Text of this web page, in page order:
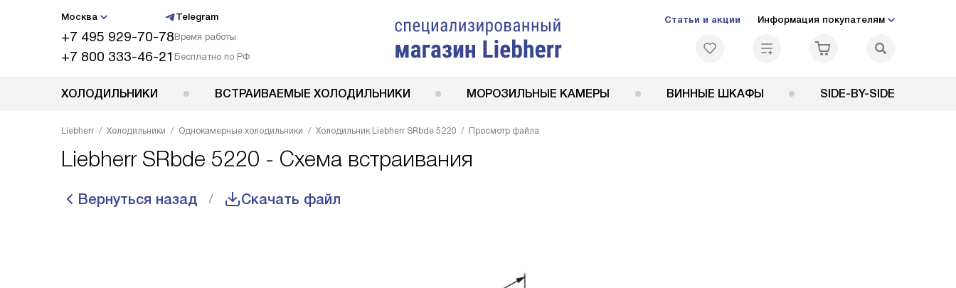
Москва Telegram
+7 495 929-70-78Время работы
+7 800 333-46-21 Бесплатно по РФ
Статьи и акции Информация покупателям
ХОЛОДИЛЬНИКИ ВСТРАИВАЕМЫЕ ХОЛОДИЛЬНИКИ МОРОЗИЛЬНЫЕ КАМЕРЫ ВИННЫЕ ШКАФЫ SIDE-BY-SIDE
Liebherr Холодильники Однокамерные холодильники Холодильник Liebherr SRbde 5220 Просмотр файла
Liebherr SRbde 5220 - Схема встраивания
Вернуться назад Скачать файл